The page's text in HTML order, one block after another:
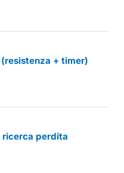
+ timer)
ricerca perdita